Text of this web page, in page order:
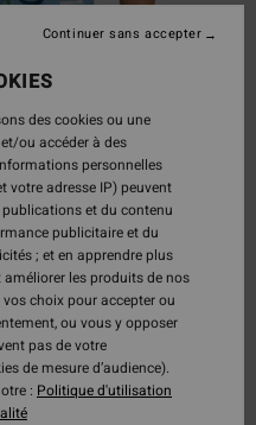
des cookies ou une
ou accéder à des
personnelles
votre adresse IP) peuvent
et du contenu
publicitaire et du
; et en apprendre plus
les produits de nos
choix pour accepter ou
ou vous y opposer
pas de votre
de mesure d’audience).
: Politique d'utilisation
Continuer sans accepter